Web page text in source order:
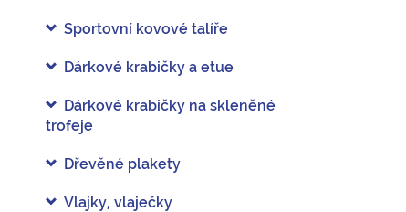
Sportovní kovové talíře
Dárkové krabičky a etue
Dárkové krabičky na skleněné
trofeje
Dřevěné plakety
Vlajky, vlaječky